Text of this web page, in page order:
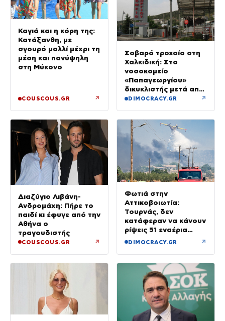
Καγιά και η κόρη της:
Κατάξανθη, με
σγουρό μαλλί μέχρι τη
μέση και πανύψηλη
στη Μύκονο
COUSCOUS.GR ↗
Σοβαρό τροχαίο στη
Χαλκιδική: Στο
νοσοκομείο
«Παπαγεωργίου»
δικυκλιστής μετά από
σύγκρουση
DIMOCRACY.GR ↗
Διαζύγιο Λιβάνη-
Ανδρομάχη: Πήρε το
παιδί κι έφυγε από την
Αθήνα ο
τραγουδιστής
COUSCOUS.GR ↗
Φωτιά στην
Αττικοβοιωτία:
Τουρνάς, δεν
κατάφεραν να κάνουν
ρίψεις 51 εναέρια
μέσα
DIMOCRACY.GR ↗